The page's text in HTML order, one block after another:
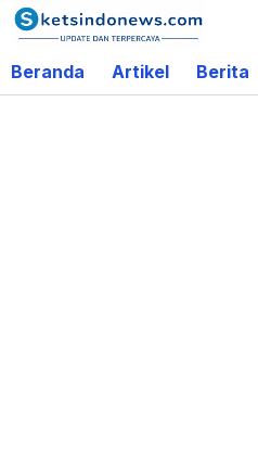
Lewati
ke
konten
Beranda Artikel Berita